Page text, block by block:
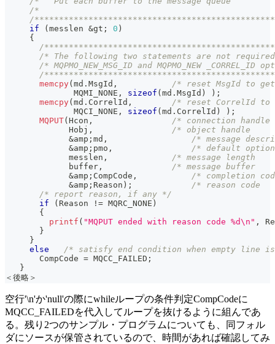
/*
/
if
(messlen &gt ; 0 )
{
/
/* The following two statements are not
/* MQPMO_NEW_MSG_ID and MQPMO_NEW
/
memcpy(md . MsgId ,
/* reset MsgId to
              MQMI_NONE
, sizeof (md . MsgId ) ) ;
memcpy(md . CorrelId ,
/* reset CorrelId to
              MQCI_NONE
, sizeof (md . CorrelId ) ) ;
MQPUT(Hcon ,
/* connection
             Hobj
,
/* object handle
&amp ; md ,
/* message
&amp ; pmo ,
/* default
             messlen
,
/* message
             buffer
,
/* message
&amp ; CompCode ,
/* completion
&amp ; Reason ) ;
/* reason
/* report reason, if any */
if
( Reason != MQRC_NONE )
{
printf ( "MQPUT ended with reason code %d\n" ,
}
}
else
/* satisfy end condition when empty line
       CompCode
= MQCC_FAILED ;
}
＜後略＞
空行'\n'か'null'の際にwhileループの条件判定CompCodeに
MQCC_FAILEDを代入してループを抜けるように組んであ
る。残り2つのサンプル・プログラムについても、同フォル
ダにソースが保管されているので、時間があれば確認してみ